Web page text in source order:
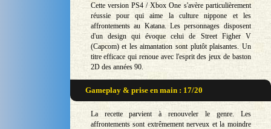
Cette version PS4 / Xbox One s'avère particulièrement
réussie pour qui aime la culture nippone et les
affrontements au Katana. Les personnages disposent
d'un design qui évoque celui de Street Figher V
(Capcom) et les aimantation sont plutôt plaisantes. Un
titre efficace qui renoue avec l'esprit des jeux de baston
2D des années 90.
Gameplay & prise en main : 17/20
La recette parvient à renouveler le genre. Les
affrontements sont extrêmement nerveux et la moindre